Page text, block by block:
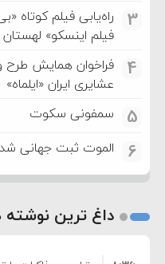
3
راه‌یابی فیلم کوتاه
فیلم اینسکو» لهستان
4
فراخوان همایش طرح
عشایری ایران «ایلماه»
5 سمفونی سکوت
6 الموت ثبت جهانی شد
داغ ترین نوشته